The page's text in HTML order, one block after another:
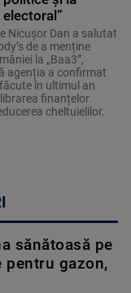
Nicușor Dan a salutat
de a menține
la „Baa3”,
agenția a confirmat
în ultimul an
finanțelor
cheltuielilor.
sănătoasă pe
pentru gazon,